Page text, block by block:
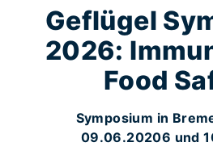
Geflügel
2026:
Food
Symposium in
09.06.20206 und